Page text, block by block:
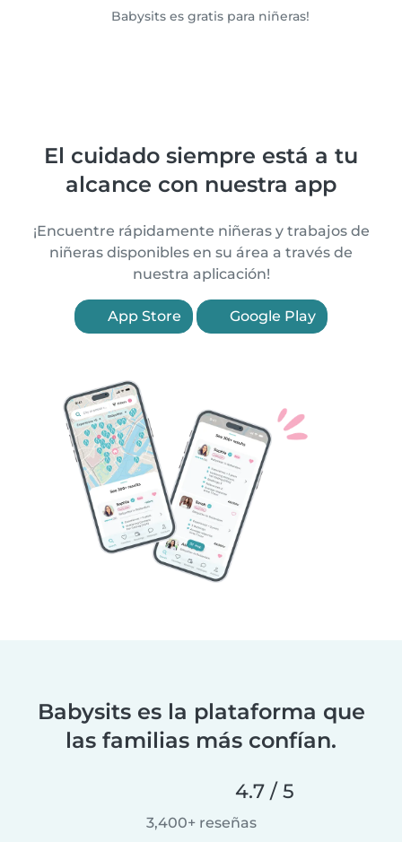
Babysits es gratis para niñeras!
El cuidado siempre está a tu
alcance con nuestra app
¡Encuentre rápidamente niñeras y trabajos de
niñeras disponibles en su área a través de
nuestra aplicación!
App Store Google Play
Babysits es la plataforma que
las familias más confían.
4.7 / 5
3,400+ reseñas